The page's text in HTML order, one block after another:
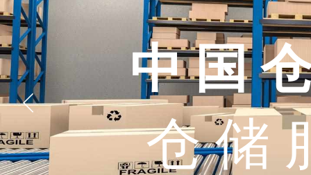
中 国
仓 储
上海市
上海市